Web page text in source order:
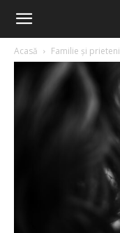
Acasă Familie și prieteni